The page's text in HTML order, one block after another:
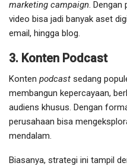
marketing campaign. Dengan
video bisa jadi banyak aset
email, hingga blog.
3. Konten Podcast
Konten podcast sedang
membangun kepercayaan,
audiens khusus. Dengan
perusahaan bisa
mendalam.
Biasanya, strategi ini tampil